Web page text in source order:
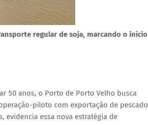
regular de soja, marcando o início
50 anos, o Porto de Porto Velho busca
piloto com exportação de pescado
evidencia essa nova estratégia de